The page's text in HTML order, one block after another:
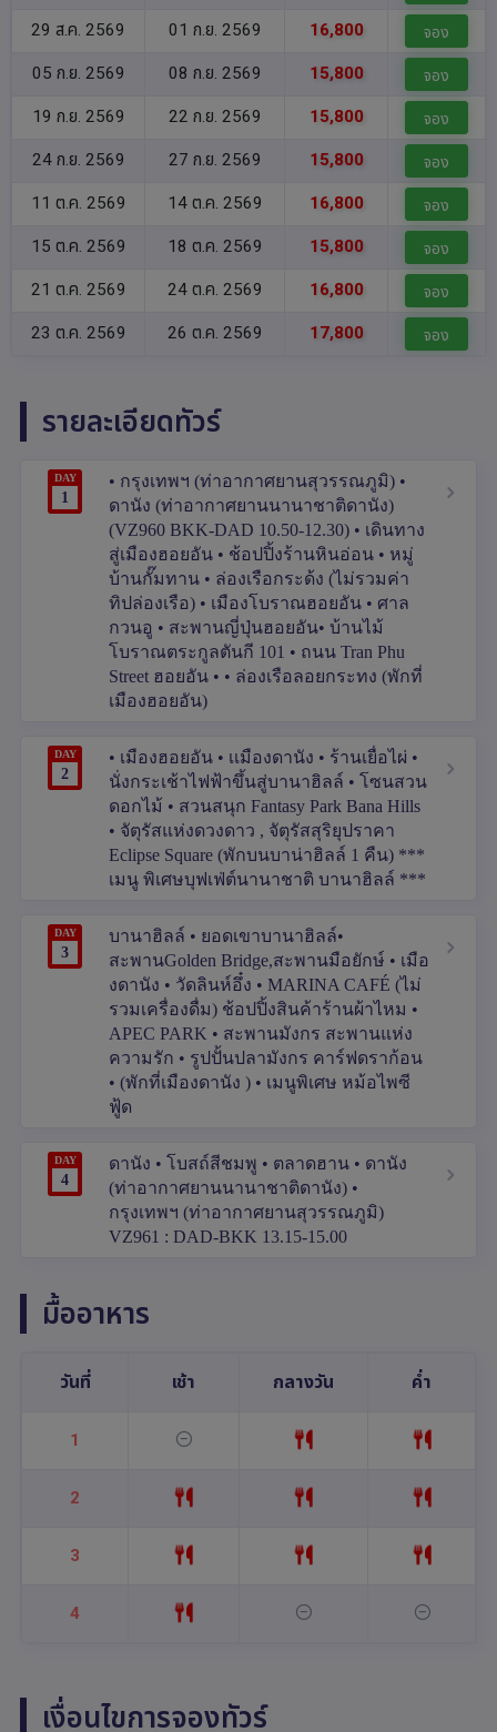
29 ส.ค. 2569 01 ก.ย. 2569 16,800 จอง
05 ก.ย. 2569 08 ก.ย. 2569 15,800 จอง
19 ก.ย. 2569 22 ก.ย. 2569 15,800 จอง
24 ก.ย. 2569 27 ก.ย. 2569 15,800 จอง
11 ต.ค. 2569 14 ต.ค. 2569 16,800 จอง
15 ต.ค. 2569 18 ต.ค. 2569 15,800 จอง
21 ต.ค. 2569 24 ต.ค. 2569 16,800 จอง
23 ต.ค. 2569 26 ต.ค. 2569 17,800 จอง
รายละเอียดทัวร์
DAY
1
• กรุงเทพฯ (ท่าอากาศยานสุวรรณภูมิ) •
ดานัง (ท่าอากาศยานนานาชาติดานัง)
(VZ960 BKK-DAD 10.50-12.30) • เดินทาง
สู่เมืองฮอยอัน • ช้อปปิ้งร้านหินอ่อน • หมู่
บ้านกั๊มทาน • ล่องเรือกระด้ง (ไม่รวมค่า
ทิปล่องเรือ) • เมืองโบราณฮอยอัน • ศาล
กวนอู • สะพานญี่ปุ่นฮอยอัน• บ้านไม้
โบราณตระกูลตันกี 101 • ถนน Tran Phu
Street ฮอยอัน • • ล่องเรือลอยกระทง (พักที่
เมืองฮอยอัน)
DAY
2
• เมืองฮอยอัน • เเมืองดานัง • ร้านเยื่อไผ่ •
นั่งกระเช้าไฟฟ้าขึ้นสู่บานาฮิลล์ • โซนสวน
ดอกไม้ • สวนสนุก Fantasy Park Bana Hills
• จัตุรัสแห่งดวงดาว , จัตุรัสสุริยุปราคา
Eclipse Square (พักบนบาน่าฮิลล์ 1 คืน) ***
เมนู พิเศษบุฟเฟ่ต์นานาชาติ บานาฮิลล์ ***
DAY
3
บานาฮิลล์ • ยอดเขาบานาฮิลล์•
สะพานGolden Bridge,สะพานมือยักษ์ • เมือ
งดานัง • วัดลินห์อึ๋ง • MARINA CAFÉ (ไม่
รวมเครื่องดื่ม) ช้อปปิ้งสินค้าร้านผ้าไหม •
APEC PARK • สะพานมังกร สะพานแห่ง
ความรัก • รูปปั้นปลามังกร คาร์ฟดราก้อน
• (พักที่เมืองดานัง ) • เมนูพิเศษ หม้อไพซี
ฟู้ด
DAY
4
ดานัง • โบสถ์สีชมพู • ตลาดฮาน • ดานัง
(ท่าอากาศยานนานาชาติดานัง) •
กรุงเทพฯ (ท่าอากาศยานสุวรรณภูมิ)
VZ961 : DAD-BKK 13.15-15.00
มื้ออาหาร
วันที่ เช้า กลางวัน ค่ำ
1
2
3
4
เงื่อนไขการจองทัวร์